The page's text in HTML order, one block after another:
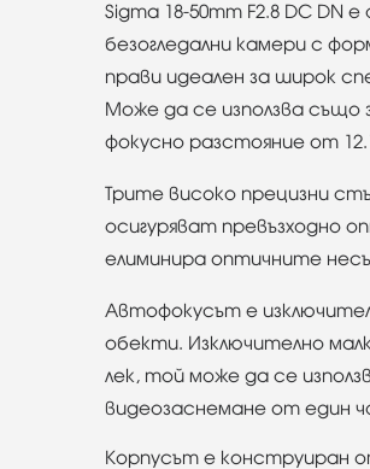
Sigma 18-50mm F2.8 DC
безогледални камери с
прави идеален за широк
Може да се използва също
фокусно разстояние от
Трите високо прецизни
осигуряват превъзходно
елиминира оптичните
Автофокусът е
обекти. Изключително
лек, той може да се
видеозаснемане от един
Корпусът е конструиран